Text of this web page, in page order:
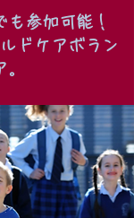
参加可能！
ドケアボラン